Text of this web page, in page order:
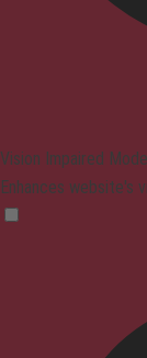
Vision Impaired Mode
Enhances website's